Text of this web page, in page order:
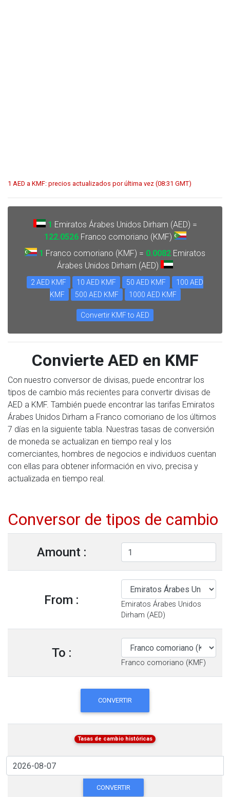
1 AED a KMF: precios actualizados por última vez (08:31 GMT)
1 Emiratos Árabes Unidos Dirham (AED) =
122.0526Franco comoriano (KMF)
1 Franco comoriano (KMF) = 0.0082 Emiratos
Árabes Unidos Dirham (AED)
2 AED KMF 10 AED KMF 50 AED KMF
100 AED
KMF
500 AED KMF 1000 AED KMF
Convertir KMF to AED
Convierte AED en KMF
Con nuestro conversor de divisas, puede encontrar los
tipos de cambio más recientes para convertir divisas de
AED a KMF. También puede encontrar las tarifas Emiratos
Árabes Unidos Dirham a Franco comoriano de los últimos
7 días en la siguiente tabla. Nuestras tasas de conversión
de moneda se actualizan en tiempo real y los
comerciantes, hombres de negocios e individuos cuentan
con ellas para obtener información en vivo, precisa y
actualizada en tiempo real.
Conversor de tipos de cambio
Amount :
From :
Emiratos Árabes Unidos
Dirham (AED)
To :
Franco comoriano (KMF)
CONVERTIR
Tasas de cambio históricas
CONVERTIR